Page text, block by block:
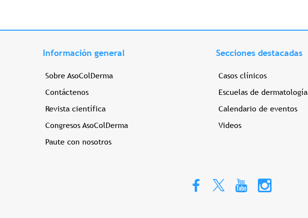
Información general
Sobre AsoColDerma
Contáctenos
Revista científica
Congresos AsoColDerma
Paute con nosotros
Secciones destacadas
Casos clínicos
Escuelas de dermatología
Calendario de eventos
Videos